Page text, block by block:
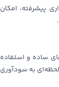
پیشرفته، امکان
ساده و استفاده
به سود‌آوری